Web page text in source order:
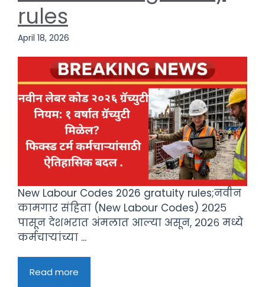
rules
April 18, 2026
New Labour Codes 2026 gratuity rules;नवीन
कामगार संहिता (New Labour Codes) २०२५
पासून देशभरात अंमलात आल्या असून, २०२६ मध्ये
कर्मचाऱ्यांच्या ...
Read more